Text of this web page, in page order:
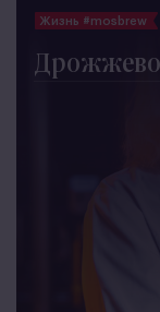
Жизнь #mosbrew